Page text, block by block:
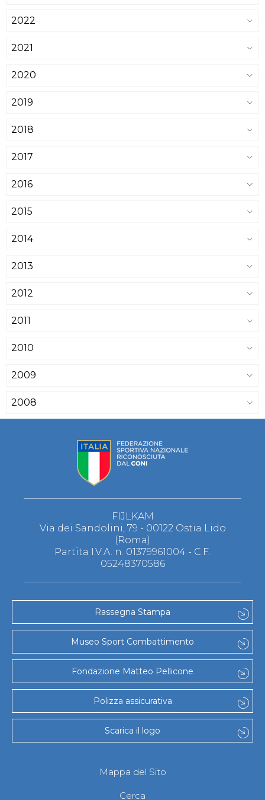
2022
2021
2020
2019
2018
2017
2016
2015
2014
2013
2012
2011
2010
2009
2008
FIJLKAM
Via dei Sandolini, 79 - 00122 Ostia Lido
(Roma)
Partita I.V.A. n. 01379961004 - C.F.
05248370586
Rassegna Stampa
Museo Sport Combattimento
Fondazione Matteo Pellicone
Polizza assicurativa
Scarica il logo
Mappa del Sito
Cerca